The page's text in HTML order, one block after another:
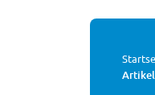
Artikel